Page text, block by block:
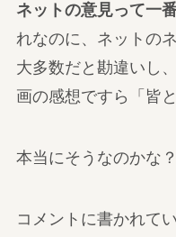
ネットの意見って一
れなのに、ネットの
大多数だと勘違いし
画の感想ですら「皆
本当にそうなのかな？
コメントに書かれて